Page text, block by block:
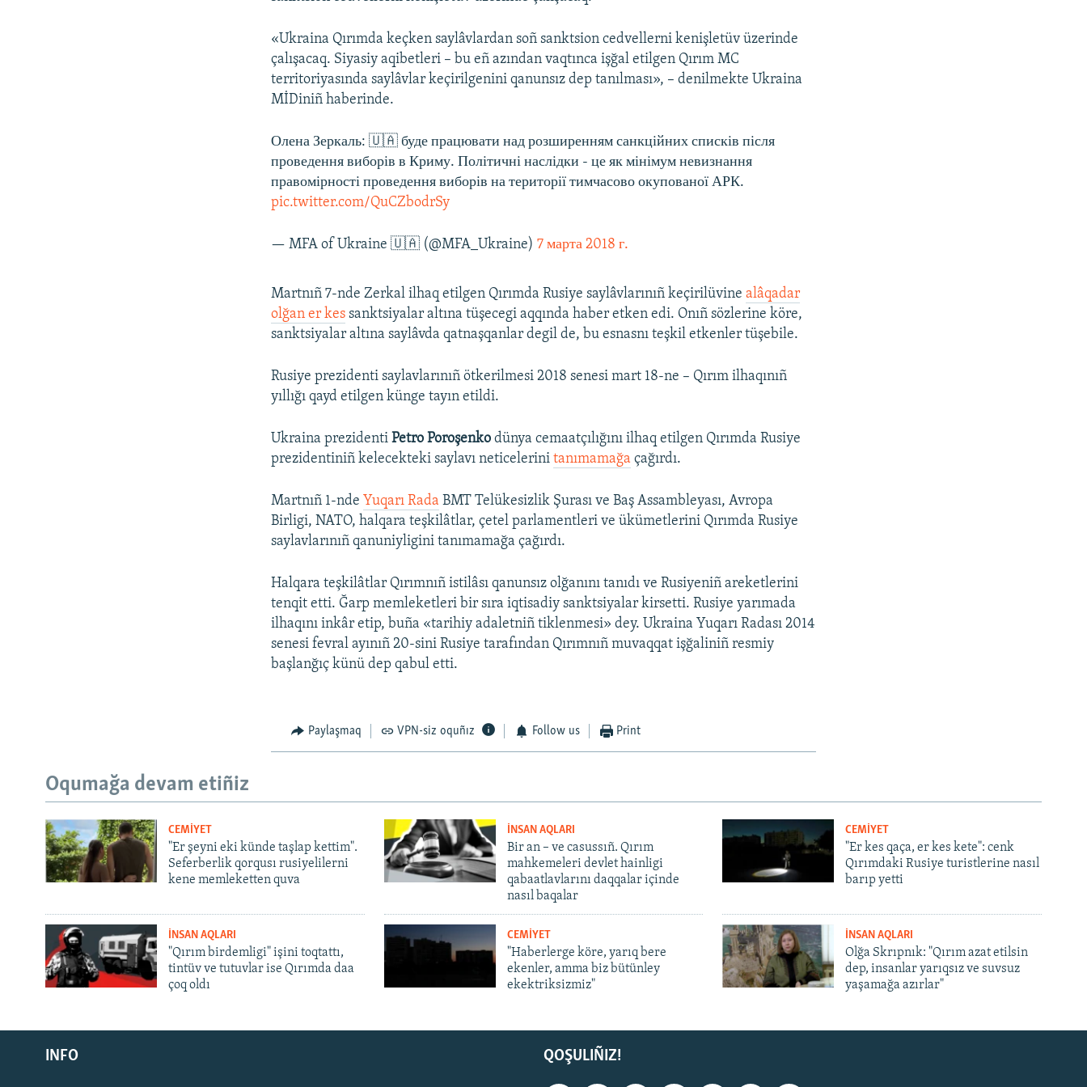
Русский
Українською
«Ukraina Qırımda keçken saylâvlardan soñ sanktsion cedvellerni kenişletüv üzerinde
çalışacaq. Siyasiy aqibetleri – bu eñ azından vaqtınca işğal etilgen Qırım MC
territoriyasında saylâvlar keçirilgenini qanunsız dep tanılması», – denilmekte Ukraina
MİDiniñ haberinde.
Олена Зеркаль: 🇺🇦 буде працювати над розширенням санкційних списків після
проведення виборів в Криму. Політичні наслідки - це як мінімум невизнання
правомірності проведення виборів на території тимчасово окупованої АРК.
pic.twitter.com/QuCZbodrSy
— MFA of Ukraine 🇺🇦 (@MFA_Ukraine)7 марта 2018 г.
Martnıñ 7-nde Zerkal ilhaq etilgen Qırımda Rusiye saylâvlarınıñ keçirilüvinealâqadar
olğan er kes sanktsiyalar altına tüşecegi aqqında haber etken edi. Onıñ sözlerine köre,
sanktsiyalar altına saylâvda qatnaşqanlar degil de, bu esnasnı teşkil etkenler tüşebile.
Rusiye prezidenti saylavlarınıñ ötkerilmesi 2018 senesi mart 18-ne – Qırım ilhaqınıñ
yıllığı qayd etilgen künge tayın etildi.
Ukraina prezidentiPetro Poroşenko dünya cemaatçılığını ilhaq etilgen Qırımda Rusiye
prezidentiniñ kelecekteki saylavı neticelerinitanımamağa çağırdı.
Martnıñ 1-nde Yuqarı Rada BMT Telükesizlik Şurası ve Baş Assambleyası, Avropa
Birligi, NATO, halqara teşkilâtlar, çetel parlamentleri ve ükümetlerini Qırımda Rusiye
saylavlarınıñ qanuniyligini tanımamağa çağırdı.
Halqara teşkilâtlar Qırımnıñ istilâsı qanunsız olğanını tanıdı ve Rusiyeniñ areketlerini
tenqit etti. Ğarp memleketleri bir sıra iqtisadiy sanktsiyalar kirsetti. Rusiye yarımada
ilhaqını inkâr etip, buña «tarihiy adaletniñ tiklenmesi» dey. Ukraina Yuqarı Radası 2014
senesi fevral ayınıñ 20-sini Rusiye tarafından Qırımnıñ muvaqqat işğaliniñ resmiy
başlanğıç künü dep qabul etti.
Paylaşmaq VPN-siz oquñız Follow us Print
Oqumağa devam etiñiz
CEMİYET
"Er şeyni eki künde taşlap kettim".
Seferberlik qorqusı rusiyelilerni
kene memleketten quva
İNSAN AQLARI
Bir an – ve casussıñ. Qırım
mahkemeleri devlet hainligi
qabaatlavlarını daqqalar içinde
nasıl baqalar
CEMİYET
"Er kes qaça, er kes kete": cenk
Qırımdaki Rusiye turistlerine nasıl
barıp yetti
İNSAN AQLARI
"Qırım birdemligi" işini toqtattı,
tintüv ve tutuvlar ise Qırımda daa
çoq oldı
CEMİYET
"Haberlerge köre, yarıq bere
ekenler, amma biz bütünley
ekektriksizmiz"
İNSAN AQLARI
Olğa Skrıpnık: "Qırım azat etilsin
dep, insanlar yarıqsız ve suvsuz
yaşamağa azırlar"
QOŞULIÑIZ!
INFO